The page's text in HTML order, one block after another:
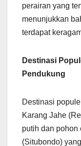
perairan yang
menunjukkan
terdapat
Destinasi
Pendukung
Destinasi
Karang Jahe
putih dan pohon
(Situbondo)